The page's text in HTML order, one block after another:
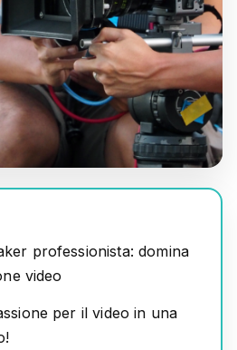
professionista: domina
video
per il video in una